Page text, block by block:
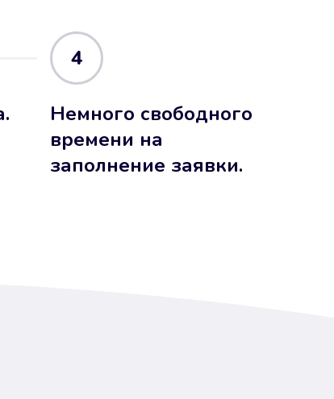
4
Немного свободного
времени на
заполнение заявки.